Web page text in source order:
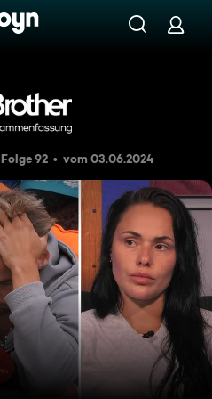
Big Brother live - Marcus im
Folge 92 vom 03.06.2024